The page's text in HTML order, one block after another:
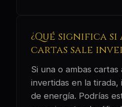
¿Qué significa
cartas sale
Si una o ambas cartas
invertidas en la tirada,
de energía. Podrías